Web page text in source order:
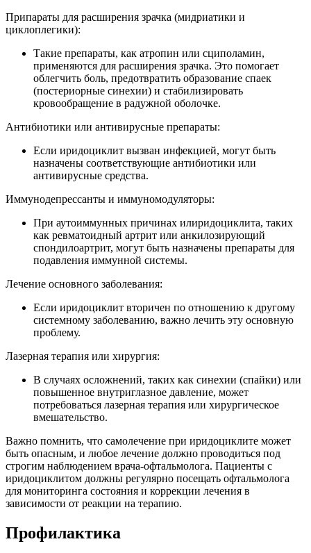
Припараты для расширения зрачка (мидриатики и
циклоплегики):
Такие препараты, как атропин или сциполамин,
применяются для расширения зрачка. Это помогает
облегчить боль, предотвратить образование спаек
(постериорные синехии) и стабилизировать
кровообращение в радужной оболочке.
Антибиотики или антивирусные препараты:
Если иридоциклит вызван инфекцией, могут быть
назначены соответствующие антибиотики или
антивирусные средства.
Иммунодепрессанты и иммуномодуляторы:
При аутоиммунных причинах илиридоциклита, таких
как ревматоидный артрит или анкилозирующий
спондилоартрит, могут быть назначены препараты для
подавления иммунной системы.
Лечение основного заболевания:
Если иридоциклит вторичен по отношению к другому
системному заболеванию, важно лечить эту основную
проблему.
Лазерная терапия или хирургия:
В случаях осложнений, таких как синехии (спайки) или
повышенное внутриглазное давление, может
потребоваться лазерная терапия или хирургическое
вмешательство.
Важно помнить, что самолечение при иридоциклите может
быть опасным, и любое лечение должно проводиться под
строгим наблюдением врача-офтальмолога. Пациенты с
иридоциклитом должны регулярно посещать офтальмолога
для мониторинга состояния и коррекции лечения в
зависимости от реакции на терапию.
Профилактика